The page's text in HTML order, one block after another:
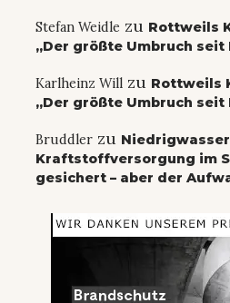
Stefan Weidle zu Rottweils
„Der größte Umbruch seit
Karlheinz Will zu Rottweils
„Der größte Umbruch seit
Bruddler zu
Kraftstoffversorgung im
gesichert – aber der